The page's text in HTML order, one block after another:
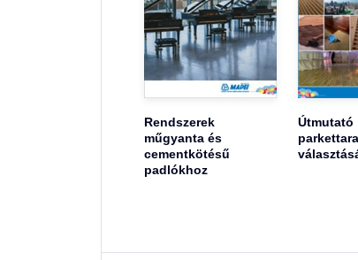
Rendszerek
műgyanta és
cementkötésű
padlókhoz
Útmutató